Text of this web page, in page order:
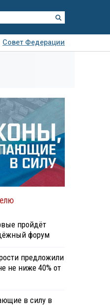
Совет Федерации
пройдёт
форум
предложили
не ниже 40% от
в силу в